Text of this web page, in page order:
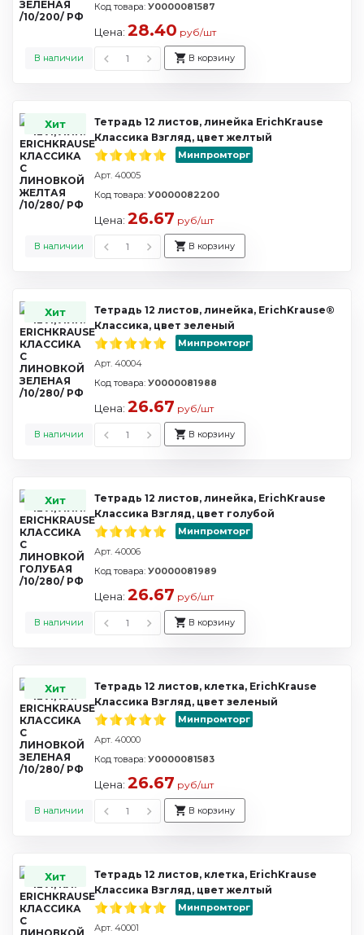
В наличии
Код товара: У0000081587
Цена: 28.40 руб/шт
В корзину
Хит
Тетрадь 12 листов, линейка ErichKrause
Классика Взгляд, цвет желтый
Минпромторг
Арт. 40005
В наличии
Код товара: У0000082200
Цена: 26.67 руб/шт
В корзину
Хит
Тетрадь 12 листов, линейка, ErichKrause®
Классика, цвет зеленый
Минпромторг
Арт. 40004
В наличии
Код товара: У0000081988
Цена: 26.67 руб/шт
В корзину
Хит
Тетрадь 12 листов, линейка, ErichKrause
Классика Взгляд, цвет голубой
Минпромторг
Арт. 40006
В наличии
Код товара: У0000081989
Цена: 26.67 руб/шт
В корзину
Хит
Тетрадь 12 листов, клетка, ErichKrause
Классика Взгляд, цвет зеленый
Минпромторг
Арт. 40000
В наличии
Код товара: У0000081583
Цена: 26.67 руб/шт
В корзину
Хит
Тетрадь 12 листов, клетка, ErichKrause
Классика Взгляд, цвет желтый
Минпромторг
Арт. 40001